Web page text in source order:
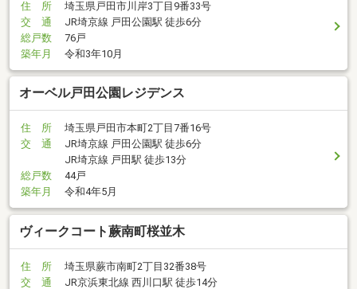
住 所
埼玉県戸田市川岸3丁目9番33号
交 通
JR埼京線 戸田公園駅 徒歩6分
総戸数
76戸
築年月
令和3年10月
オーベル戸田公園レジデンス
住 所
埼玉県戸田市本町2丁目7番16号
交 通
JR埼京線 戸田公園駅 徒歩6分
JR埼京線 戸田駅 徒歩13分
総戸数
44戸
築年月
令和4年5月
ヴィークコート蕨南町桜並木
住 所
埼玉県蕨市南町2丁目32番38号
交 通
JR京浜東北線 西川口駅 徒歩14分